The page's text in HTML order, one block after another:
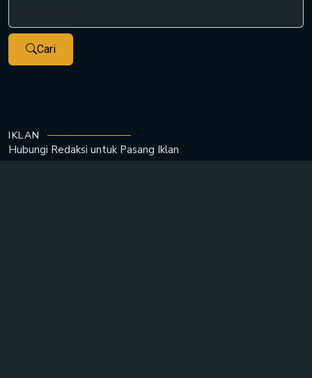
Cari
IKLAN
Hubungi Redaksi untuk Pasang Iklan